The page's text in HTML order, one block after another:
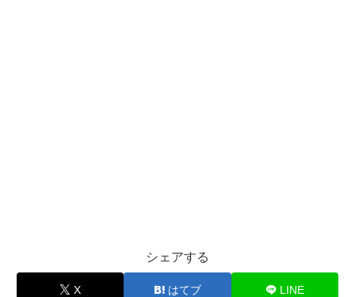
シェアする
X はてブ LINE